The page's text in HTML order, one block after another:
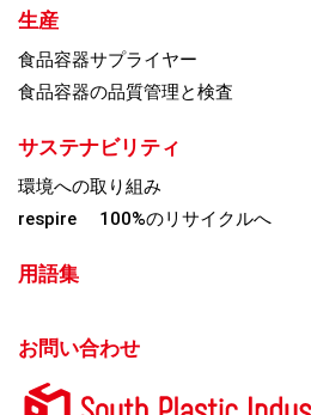
生産
食品容器サプライヤー
食品容器の品質管理と検査
サステナビリティ
環境への取り組み
respire 100%のリサイクルへ
用語集
お問い合わせ